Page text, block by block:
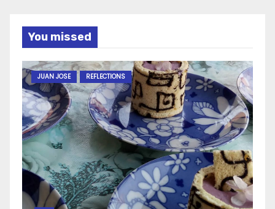
You missed
JUAN JOSE REFLECTIONS